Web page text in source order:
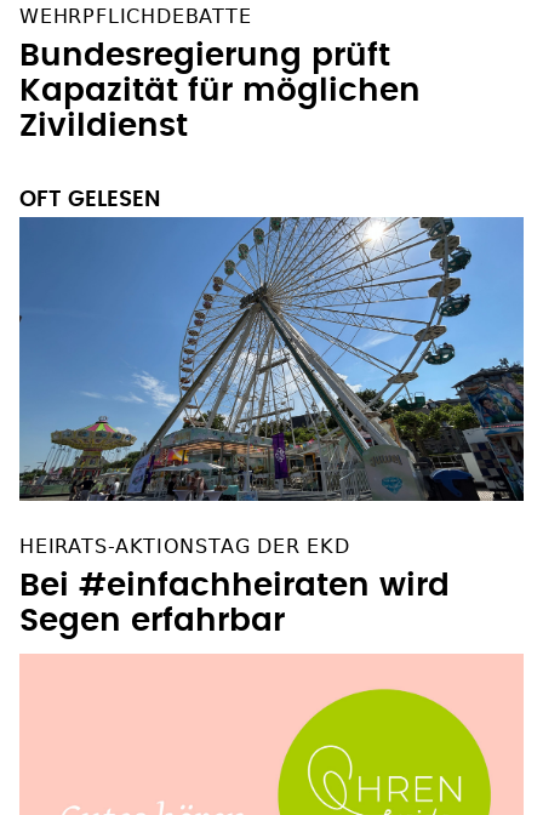
WEHRPFLICHDEBATTE
Bundesregierung prüft
Kapazität für möglichen
OFT GELESEN
HEIRATS-AKTIONSTAG DER EKD
Bei #einfachheiraten wird
Segen erfahrbar